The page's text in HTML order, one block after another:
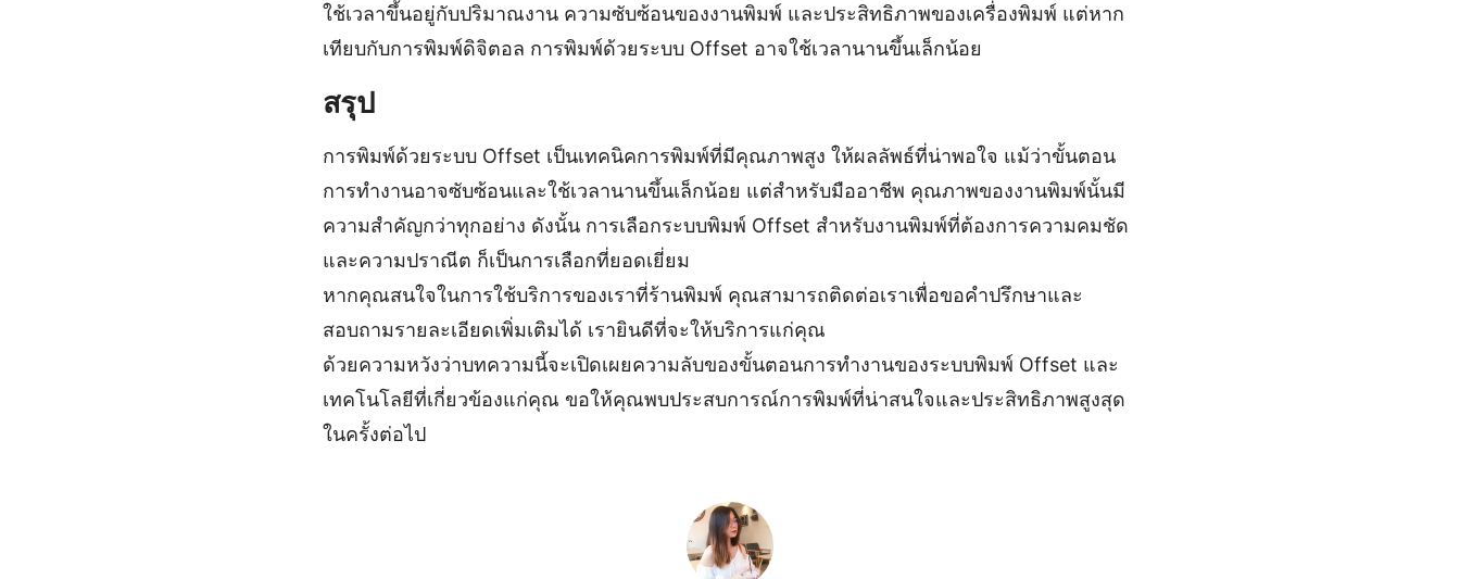
ใช้เวลาขึ้นอยู่กับปริมาณงาน ความซับซ้อนของงานพิมพ์ และประสิทธิภาพของเครื่องพิมพ์ แต่หาก
เทียบกับการพิมพ์ดิจิตอล การพิมพ์ด้วยระบบ Offset อาจใช้เวลานานขึ้นเล็กน้อย
สรุป
การพิมพ์ด้วยระบบ Offset เป็นเทคนิคการพิมพ์ที่มีคุณภาพสูง ให้ผลลัพธ์ที่น่าพอใจ แม้ว่าขั้นตอน
การทำงานอาจซับซ้อนและใช้เวลานานขึ้นเล็กน้อย แต่สำหรับมืออาชีพ คุณภาพของงานพิมพ์นั้นมี
ความสำคัญกว่าทุกอย่าง ดังนั้น การเลือกระบบพิมพ์ Offset สำหรับงานพิมพ์ที่ต้องการความคมชัด
และความปราณีต ก็เป็นการเลือกที่ยอดเยี่ยม
หากคุณสนใจในการใช้บริการของเราที่ร้านพิมพ์ คุณสามารถติดต่อเราเพื่อขอคำปรึกษาและ
สอบถามรายละเอียดเพิ่มเติมได้ เรายินดีที่จะให้บริการแก่คุณ
ด้วยความหวังว่าบทความนี้จะเปิดเผยความลับของขั้นตอนการทำงานของระบบพิมพ์ Offset และ
เทคโนโลยีที่เกี่ยวข้องแก่คุณ ขอให้คุณพบประสบการณ์การพิมพ์ที่น่าสนใจและประสิทธิภาพสูงสุด
ในครั้งต่อไป